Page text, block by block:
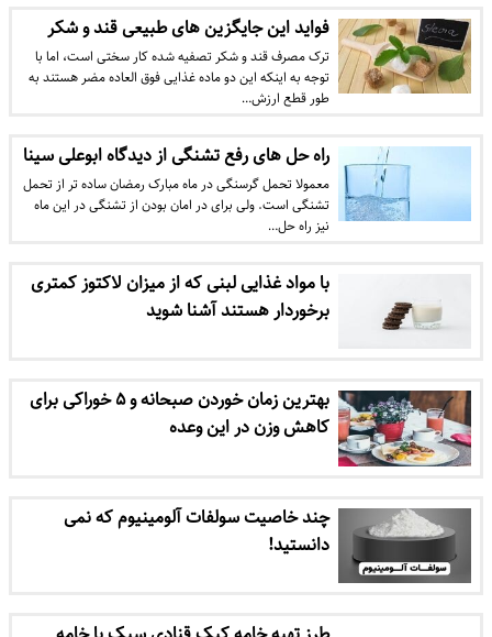
فواید این جایگزین های طبیعی قند و شکر
ترک مصرف قند و شکر تصفیه شده کار سختی است، اما با
توجه به اینکه این دو ماده غذایی فوق العاده مضر هستند به
طور قطع ارزش…
راه حل های رفع تشنگی از دیدگاه ابوعلی سینا
معمولا تحمل گرسنگی در ماه مبارک رمضان ساده تر از تحمل
تشنگی است. ولی برای در امان بودن از تشنگی در این ماه
نیز راه حل…
با مواد غذایی لبنی که از میزان لاکتوز کمتری
برخوردار هستند آشنا شوید
بهترین زمان خوردن صبحانه و ۵ خوراکی برای
کاهش وزن در این وعده
چند خاصیت سولفات آلومینیوم که نمی
دانستید!